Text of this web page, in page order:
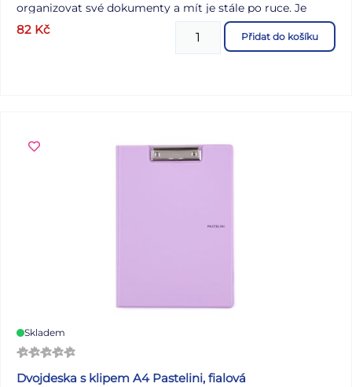
organizovat své dokumenty a mít je stále po ruce. Je
vyrobena z kvalitního polypropylenu (PP), což zajišťuje
odolnost a dlouhou životnost, přičemž textura
místě. Vzor: useň Formát: A4 Materiál: PP Barva: modrá
82 Kč Přidat do košíku
Skladem
Dvojdeska s klipem A4 Pastelini, fialová